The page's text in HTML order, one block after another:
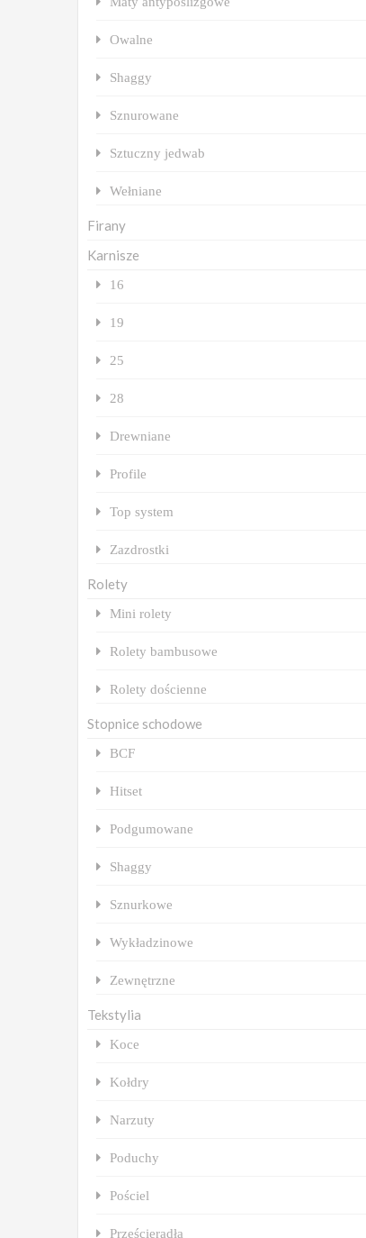
Owalne
Shaggy
Sznurowane
Sztuczny jedwab
Wełniane
Firany
Karnisze
16
19
25
28
Drewniane
Profile
Top system
Zazdrostki
Rolety
Mini rolety
Rolety bambusowe
Rolety dościenne
Stopnice schodowe
BCF
Hitset
Podgumowane
Shaggy
Sznurkowe
Wykładzinowe
Zewnętrzne
Tekstylia
Koce
Kołdry
Narzuty
Poduchy
Pościel
Prześcieradła